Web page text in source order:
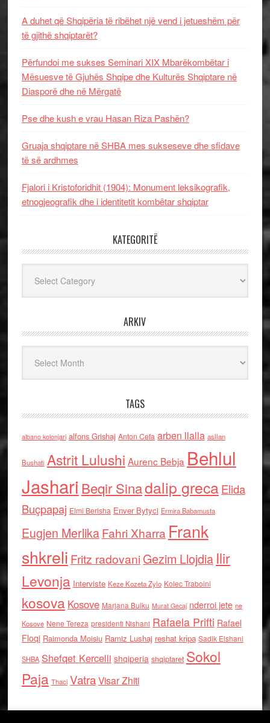
A duhet që Shqipëria të ribëhet një vend i jetueshëm për
të gjithë shqiptarët?
Përfundoi me sukses Seminari XIX Mbarëkombëtar i
Mësuesve të Gjuhës Shqipe dhe Kulturës Shqiptare në
Diasporë dhe në Mërgatë
Pse dhe kush e vrau Hasan Riza Pashën?
Gruaja shqiptare në SHBA mes sukseseve dhe sfidave
të së ardhmes
Fjalori i Kristoforidhit (1904): Monument leksikografik,
etnogjeografik dhe i identitetit kombëtar shqiptar
KATEGORITË
ARKIV
TAGS
albano kolonjari alfons Grishaj Anton Cefa arben llalla asllan
Bushati Astrit Lulushi Aurenc Bebja Behlul
Jashari Beqir Sinadalip grecaElida
Buçpapaj Elmi Berisha Enver Bytyci Ermira Babamusta
Eugjen MerlikaFahri Xharra Frank
shkreli Fritz radovaniGezim Llojdia Ilir
Levonja Interviste Keze Kozeta Zylo Kolec Traboini
kosova Kosove Marjana Bulku Murat Gecaj nderroi jete ne
Kosove Nene Tereza presidenti Nishani Rafaela Prifti Rafael
Floqi Raimonda Moisiu Ramiz Lushaj reshat kripa Sadik Elshani
SHBA Shefqet Kercelli shqiperia shqiptaret Sokol
Paja Thaci VatraVisar Zhiti